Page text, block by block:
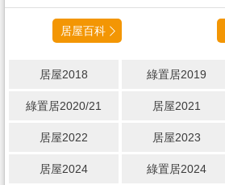
居屋百科
居屋2018 綠置居2019
綠置居2020/21 居屋2021
居屋2022 居屋2023
居屋2024 綠置居2024